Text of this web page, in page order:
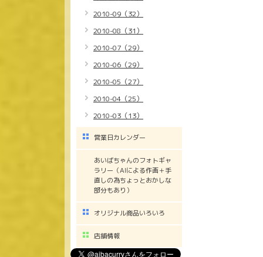
2010-09（32）
2010-08（31）
2010-07（29）
2010-06（29）
2010-05（27）
2010-04（25）
2010-03（13）
営業日カレンダー
あいばちゃんのフォトギャ
ラリー（AIによる作画＋手
直しの為ちょっとおかしな
部分もあり）
オリジナル商品いろいろ
店舗情報